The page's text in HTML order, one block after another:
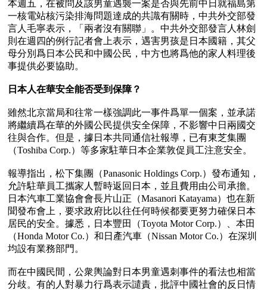
本週五，在被問及該男童遇襲一案是否與先前中日就福島第
一核電站核污染排海問題達成的共識有關時，中共外交部發
言人毛寧表示，「兩者沒有關聯」。中共外交部發言人林劍
則在週四的例行記者會上表示，遇害男孩是日本國籍，其父
母分別爲日本公民和中國公民，中方也將爲他的家人料理後
事提供必要協助。
日本人在華安全能否受到保障？
雖然北京當局和往常一樣強調此一事件爲單一個案，並承諾
將繼續爲在華的外國公民提供安全保障，不影響中日兩國交
往與合作。但是，據日本共同通信社報導，已有東芝集團
（Toshiba Corp.）等多家駐華日本企業敦促員工注意安全。
報導指出，松下集團（Panasonic Holdings Corp.）發布通知，
允許駐華員工攜家人暫時返回日本，並且費用由公司承擔。
日本汽車工業協會會長片山正（Masanori Katayama）也在新
聞發布會上，要求政府比以往任何時候都要更努力確保日本
居民的安全。據悉，日本豐田（Toyota Motor Corp.）、本田
（Honda Motor Co.）和日產汽車（Nissan Motor Co.）在深圳
均設有業務部門。
而在中國民間，公衆輿論對日本男童遇刺事件的看法也相當
分歧。有的人對暴力行爲表示譴責，批評中國社會的反日情